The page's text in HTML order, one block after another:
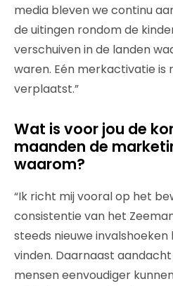
media bleven we continu
de uitingen rondom de
verschuiven in de landen
waren. Eén merkactivatie is
verplaatst.”
Wat is voor jou de
maanden de
waarom?
“Ik richt mij vooral op het
consistentie van het
steeds nieuwe
vinden. Daarnaast
mensen eenvoudiger